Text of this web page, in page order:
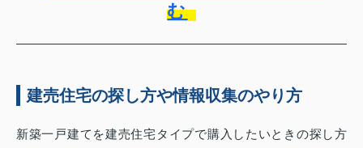
む
建売住宅の探し方や情報収集のやり方
新築一戸建てを建売住宅タイプで購入したいときの探し方